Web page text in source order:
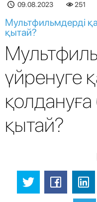
09.08.2023 251
Мультфильмдерді
қытай?
үйренуге
қытай?